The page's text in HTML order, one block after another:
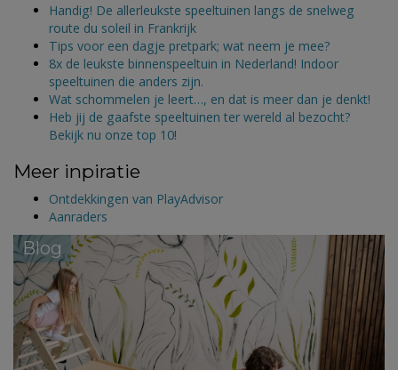
Handig! De allerleukste speeltuinen langs de snelweg
route du soleil in Frankrijk
Tips voor een dagje pretpark; wat neem je mee?
8x de leukste binnenspeeltuin in Nederland! Indoor
speeltuinen die anders zijn.
Wat schommelen je leert…, en dat is meer dan je denkt!
Heb jij de gaafste speeltuinen ter wereld al bezocht?
Bekijk nu onze top 10!
Meer inpiratie
Ontdekkingen van PlayAdvisor
Aanraders
Blog